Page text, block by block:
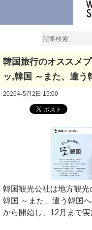
韓国旅行のオススメ
ッ,韓国 ～また、違
2026年5月2日 15:00
韓国観光公社は地方観
韓国 ～また、違う韓国
から開始し、12月まで実